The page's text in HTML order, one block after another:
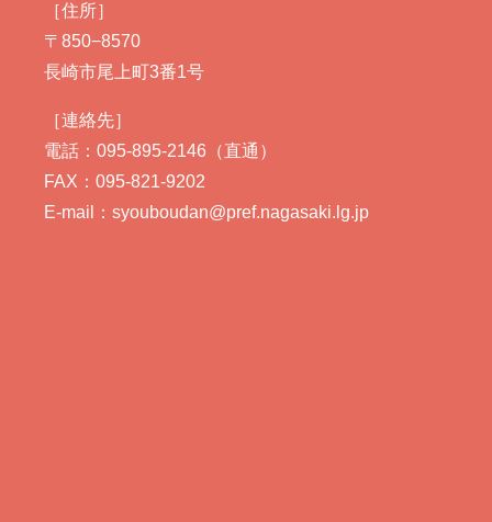
［住所］
〒850−8570
長崎市尾上町3番1号
［連絡先］
電話：095-895-2146（直通）
FAX：095-821-9202
E-mail：syouboudan@pref.nagasaki.lg.jp